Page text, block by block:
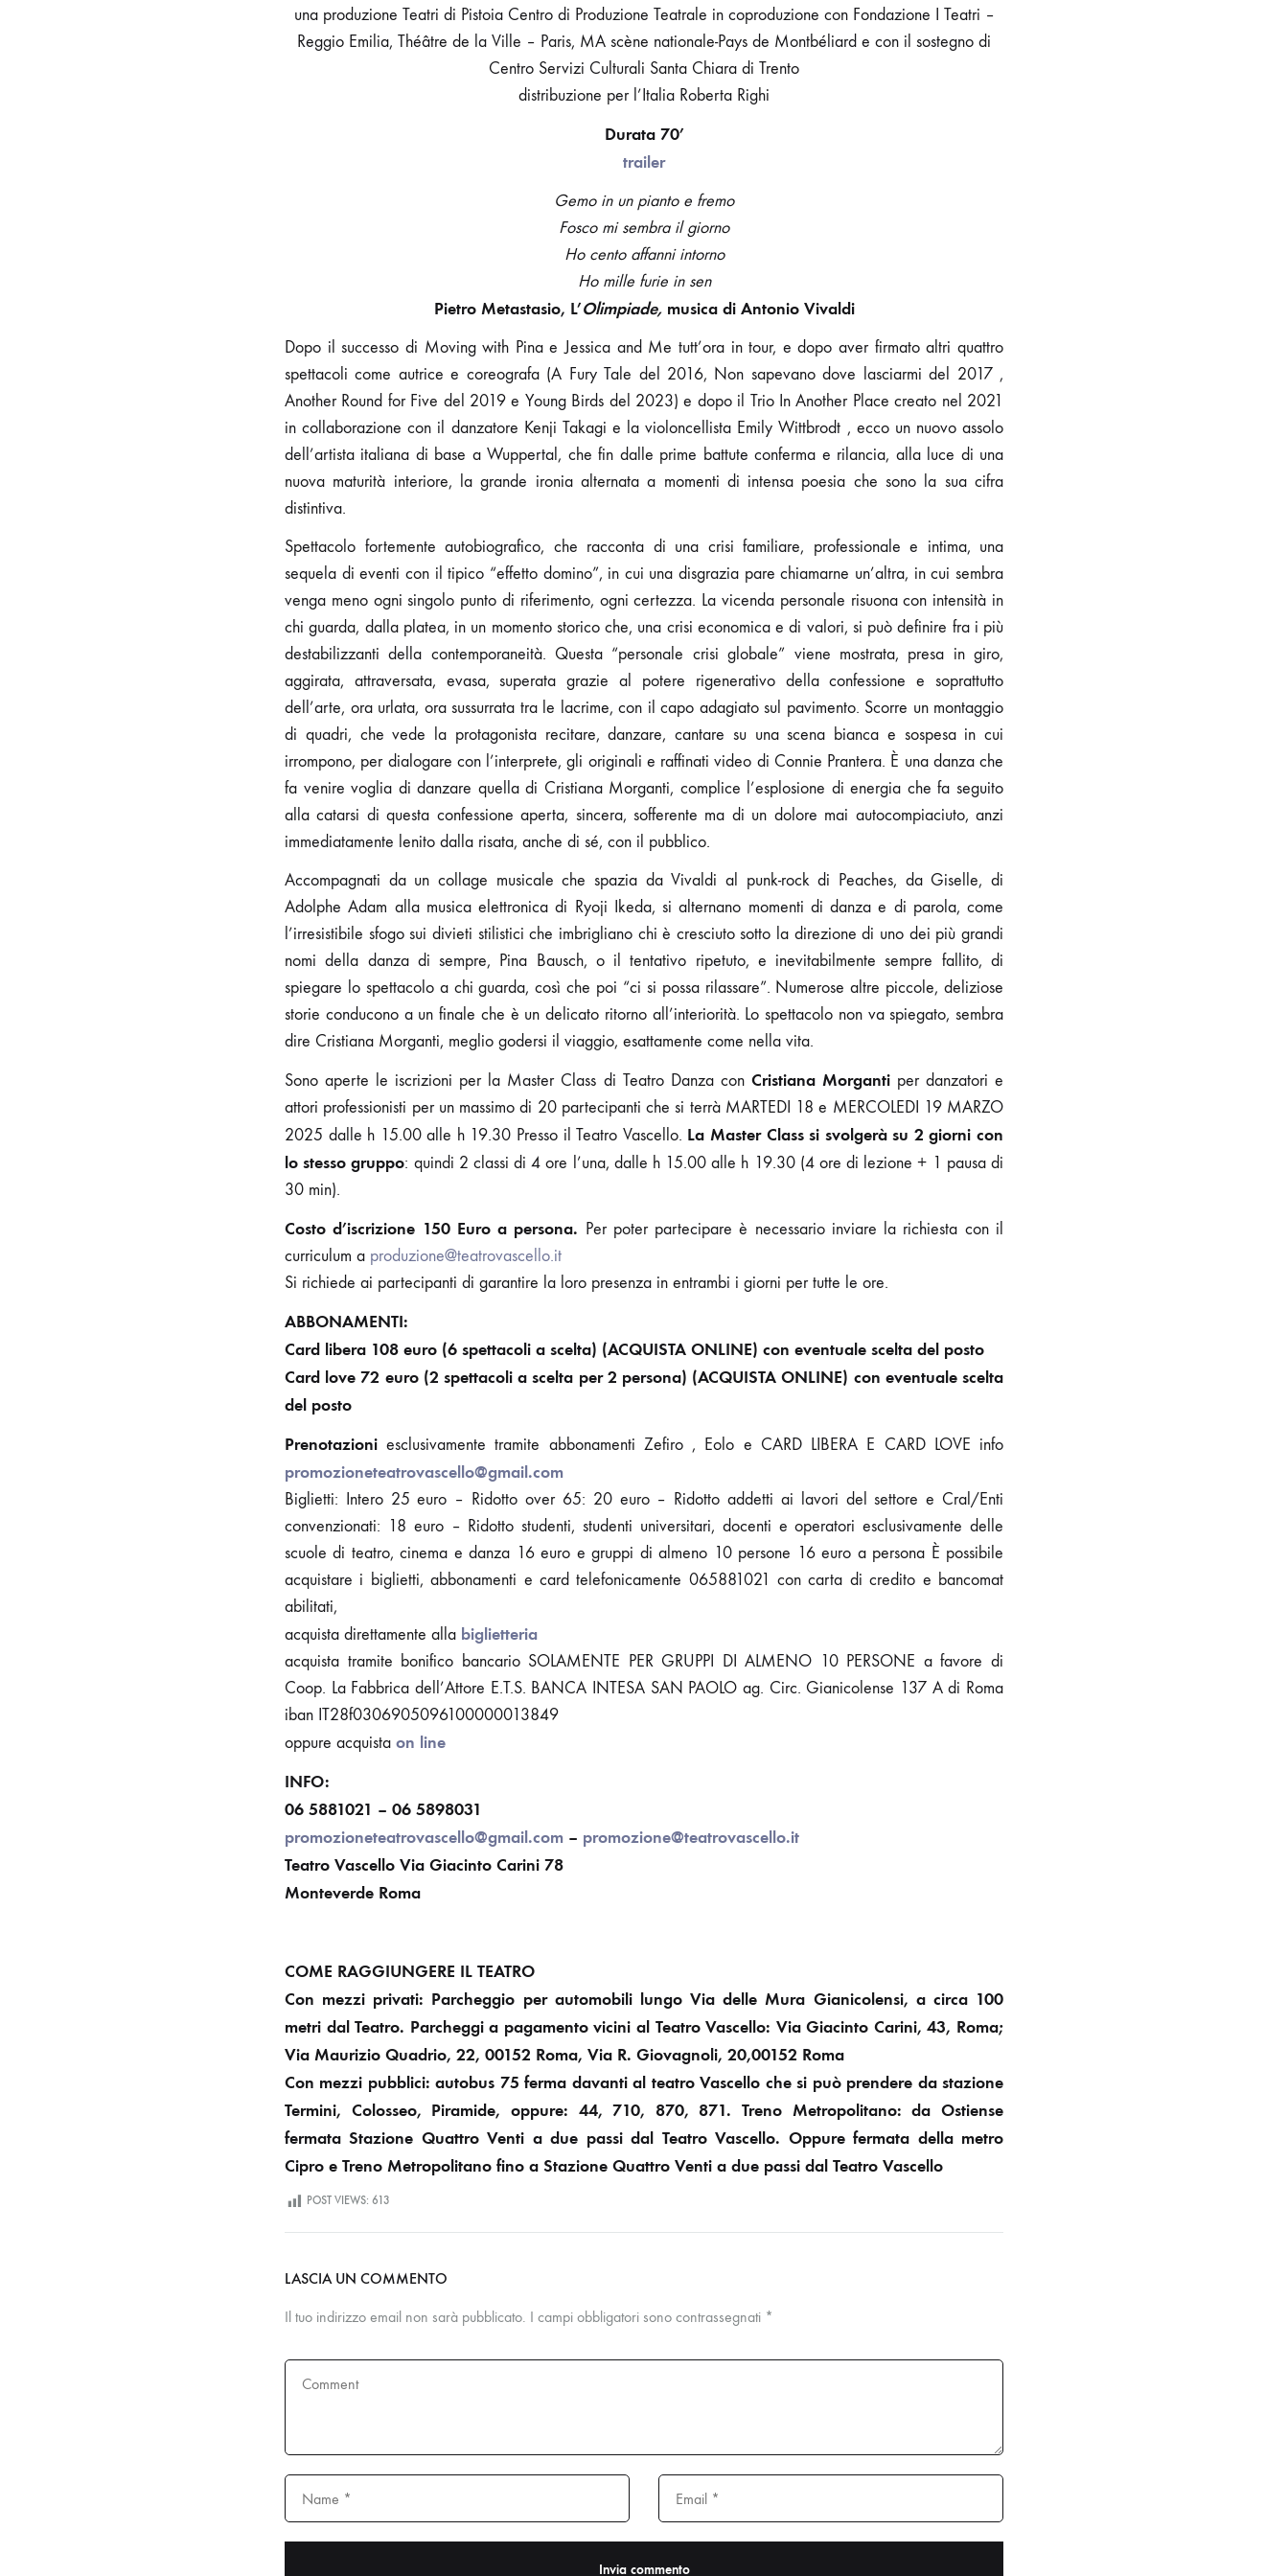
una produzione Teatri di Pistoia Centro di Produzione Teatrale in coproduzione con Fondazione I Teatri –
Reggio Emilia, Théâtre de la Ville – Paris, MA scène nationale-Pays de Montbéliard e con il sostegno di
Centro Servizi Culturali Santa Chiara di Trento
distribuzione per l’Italia Roberta Righi
Durata 70’
trailer
Gemo in un pianto e fremo
Fosco mi sembra il giorno
Ho cento affanni intorno
Ho mille furie in sen
Pietro Metastasio, L’Olimpiade, musica di Antonio Vivaldi
Dopo il successo di Moving with Pina e Jessica and Me tutt’ora in tour, e dopo aver firmato altri quattro
spettacoli come autrice e coreografa (A Fury Tale del 2016, Non sapevano dove lasciarmi del 2017 ,
Another Round for Five del 2019 e Young Birds del 2023) e dopo il Trio In Another Place creato nel 2021
in collaborazione con il danzatore Kenji Takagi e la violoncellista Emily Wittbrodt , ecco un nuovo assolo
dell’artista italiana di base a Wuppertal, che fin dalle prime battute conferma e rilancia, alla luce di una
nuova maturità interiore, la grande ironia alternata a momenti di intensa poesia che sono la sua cifra
distintiva.
Spettacolo fortemente autobiografico, che racconta di una crisi familiare, professionale e intima, una
sequela di eventi con il tipico “effetto domino”, in cui una disgrazia pare chiamarne un’altra, in cui sembra
venga meno ogni singolo punto di riferimento, ogni certezza. La vicenda personale risuona con intensità in
chi guarda, dalla platea, in un momento storico che, una crisi economica e di valori, si può definire fra i più
destabilizzanti della contemporaneità. Questa “personale crisi globale” viene mostrata, presa in giro,
aggirata, attraversata, evasa, superata grazie al potere rigenerativo della confessione e soprattutto
dell’arte, ora urlata, ora sussurrata tra le lacrime, con il capo adagiato sul pavimento. Scorre un montaggio
di quadri, che vede la protagonista recitare, danzare, cantare su una scena bianca e sospesa in cui
irrompono, per dialogare con l’interprete, gli originali e raffinati video di Connie Prantera. È una danza che
fa venire voglia di danzare quella di Cristiana Morganti, complice l’esplosione di energia che fa seguito
alla catarsi di questa confessione aperta, sincera, sofferente ma di un dolore mai autocompiaciuto, anzi
immediatamente lenito dalla risata, anche di sé, con il pubblico.
Accompagnati da un collage musicale che spazia da Vivaldi al punk-rock di Peaches, da Giselle, di
Adolphe Adam alla musica elettronica di Ryoji Ikeda, si alternano momenti di danza e di parola, come
l’irresistibile sfogo sui divieti stilistici che imbrigliano chi è cresciuto sotto la direzione di uno dei più grandi
nomi della danza di sempre, Pina Bausch, o il tentativo ripetuto, e inevitabilmente sempre fallito, di
spiegare lo spettacolo a chi guarda, così che poi “ci si possa rilassare”. Numerose altre piccole, deliziose
storie conducono a un finale che è un delicato ritorno all’interiorità. Lo spettacolo non va spiegato, sembra
dire Cristiana Morganti, meglio godersi il viaggio, esattamente come nella vita.
Sono aperte le iscrizioni per la Master Class di Teatro Danza con Cristiana Morgantiper danzatori e
attori professionisti per un massimo di 20 partecipanti che si terrà MARTEDI 18 e MERCOLEDI 19 MARZO
2025 dalle h 15.00 alle h 19.30 Presso il Teatro Vascello. La Master Class si svolgerà su 2 giorni con
lo stesso gruppo: quindi 2 classi di 4 ore l’una, dalle h 15.00 alle h 19.30 (4 ore di lezione + 1 pausa di
30 min).
Costo d’iscrizione 150 Euro a persona. Per poter partecipare è necessario inviare la richiesta con il
curriculum a produzione@teatrovascello.it
Si richiede ai partecipanti di garantire la loro presenza in entrambi i giorni per tutte le ore.
ABBONAMENTI:
Card libera 108 euro (6 spettacoli a scelta) (ACQUISTA ONLINE) con eventuale scelta del posto
Card love 72 euro (2 spettacoli a scelta per 2 persona) (ACQUISTA ONLINE) con eventuale scelta
del posto
Prenotazioni esclusivamente tramite abbonamenti Zefiro , Eolo e CARD LIBERA E CARD LOVE info
promozioneteatrovascello@gmail.com
Biglietti: Intero 25 euro – Ridotto over 65: 20 euro – Ridotto addetti ai lavori del settore e Cral/Enti
convenzionati: 18 euro – Ridotto studenti, studenti universitari, docenti e operatori esclusivamente delle
scuole di teatro, cinema e danza 16 euro e gruppi di almeno 10 persone 16 euro a persona È possibile
acquistare i biglietti, abbonamenti e card telefonicamente 065881021 con carta di credito e bancomat
abilitati,
acquista direttamente alla biglietteria
acquista tramite bonifico bancario SOLAMENTE PER GRUPPI DI ALMENO 10 PERSONE a favore di
Coop. La Fabbrica dell’Attore E.T.S. BANCA INTESA SAN PAOLO ag. Circ. Gianicolense 137 A di Roma
iban IT28f0306905096100000013849
oppure acquista on line
INFO:
06 5881021 – 06 5898031
promozioneteatrovascello@gmail.com – promozione@teatrovascello.it
Teatro Vascello Via Giacinto Carini 78
Monteverde Roma
COME RAGGIUNGERE IL TEATRO
Con mezzi privati: Parcheggio per automobili lungo Via delle Mura Gianicolensi, a circa 100
metri dal Teatro. Parcheggi a pagamento vicini al Teatro Vascello: Via Giacinto Carini, 43, Roma;
Via Maurizio Quadrio, 22, 00152 Roma, Via R. Giovagnoli, 20,00152 Roma
Con mezzi pubblici: autobus 75 ferma davanti al teatro Vascello che si può prendere da stazione
Termini, Colosseo, Piramide, oppure: 44, 710, 870, 871. Treno Metropolitano: da Ostiense
fermata Stazione Quattro Venti a due passi dal Teatro Vascello. Oppure fermata della metro
Cipro e Treno Metropolitano fino a Stazione Quattro Venti a due passi dal Teatro Vascello
POST VIEWS: 613
LASCIA UN COMMENTO
Il tuo indirizzo email non sarà pubblicato. I campi obbligatori sono contrassegnati *